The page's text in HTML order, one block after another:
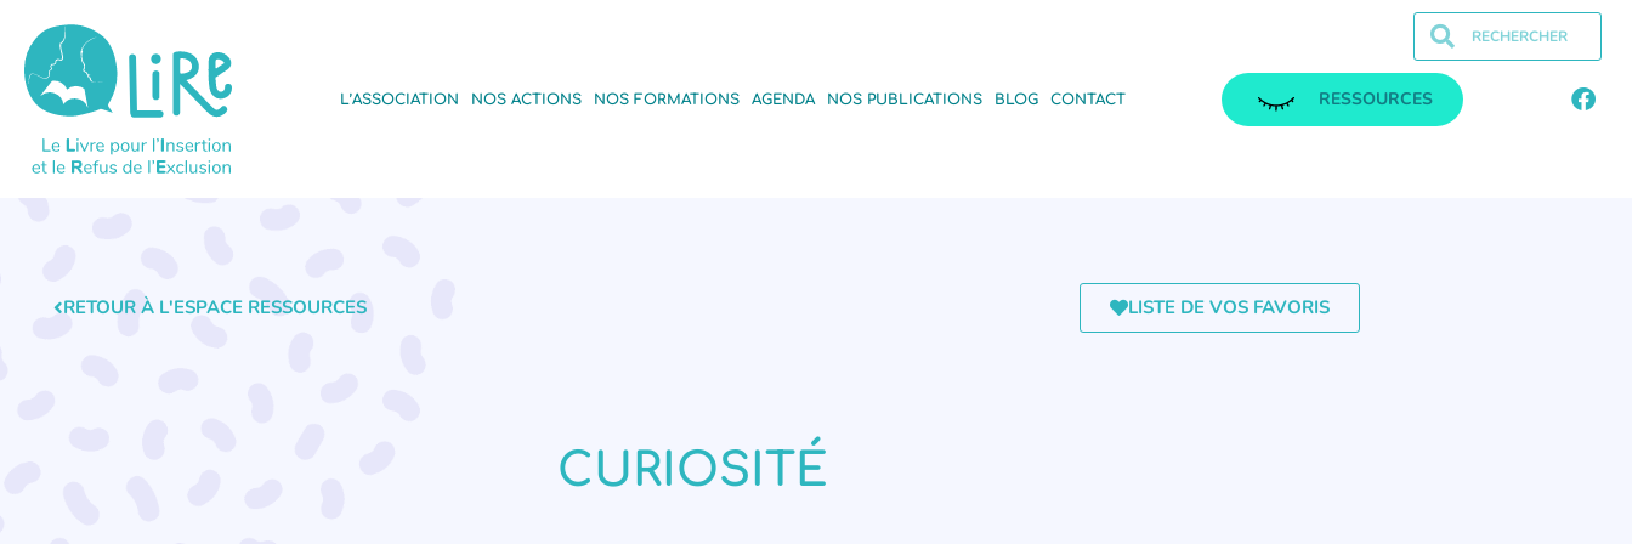
L’ASSOCIATION NOS ACTIONS NOS FORMATIONS AGENDA NOS PUBLICATIONS BLOG CONTACT RESSOURCES
RETOUR À L'ESPACE RESSOURCES LISTE DE VOS FAVORIS
CURIOSITÉ